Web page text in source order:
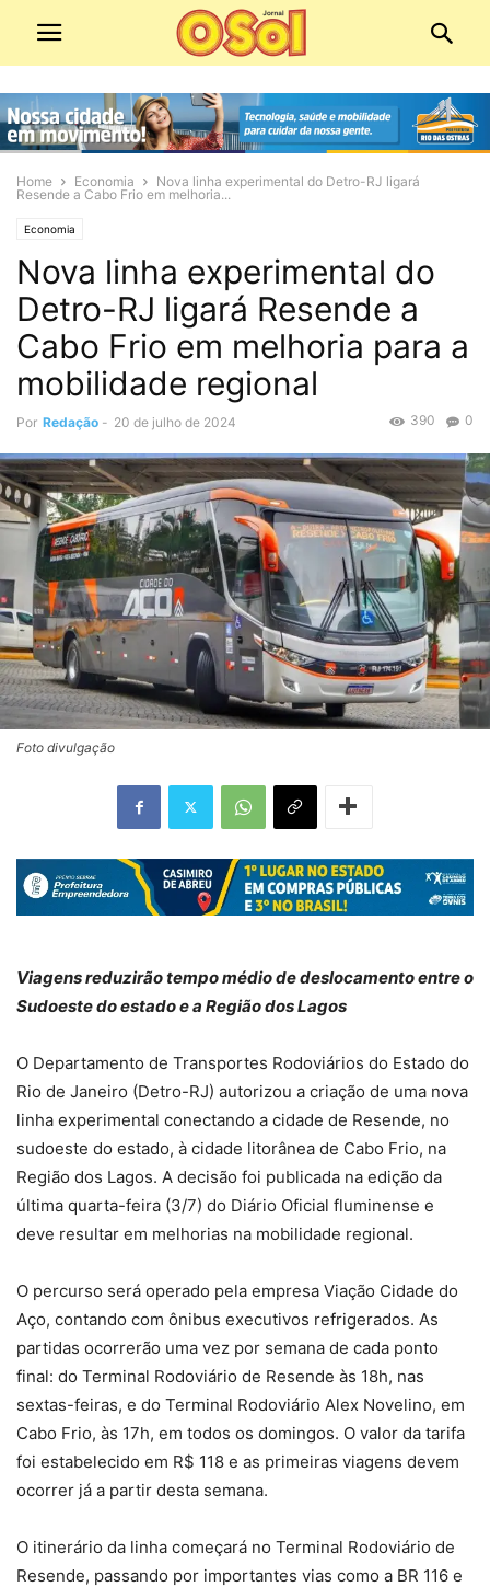
Home Economia
Nova linha experimental do Detro-RJ ligará
Resende a Cabo Frio em melhoria...
Economia
Nova linha experimental do
Detro-RJ ligará Resende a
Cabo Frio em melhoria para a
mobilidade regional
Por Redação - 20 de julho de 2024 0
390
Foto divulgação
Viagens reduzirão tempo médio de deslocamento entre o
Sudoeste do estado e a Região dos Lagos
O Departamento de Transportes Rodoviários do Estado do
Rio de Janeiro (Detro-RJ) autorizou a criação de uma nova
linha experimental conectando a cidade de Resende, no
sudoeste do estado, à cidade litorânea de Cabo Frio, na
Região dos Lagos. A decisão foi publicada na edição da
última quarta-feira (3/7) do Diário Oficial fluminense e
deve resultar em melhorias na mobilidade regional.
O percurso será operado pela empresa Viação Cidade do
Aço, contando com ônibus executivos refrigerados. As
partidas ocorrerão uma vez por semana de cada ponto
final: do Terminal Rodoviário de Resende às 18h, nas
sextas-feiras, e do Terminal Rodoviário Alex Novelino, em
Cabo Frio, às 17h, em todos os domingos. O valor da tarifa
foi estabelecido em R$ 118 e as primeiras viagens devem
ocorrer já a partir desta semana.
O itinerário da linha começará no Terminal Rodoviário de
Resende, passando por importantes vias como a BR 116 e